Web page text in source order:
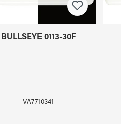
BULLSEYE 0113-30F
VA7710341